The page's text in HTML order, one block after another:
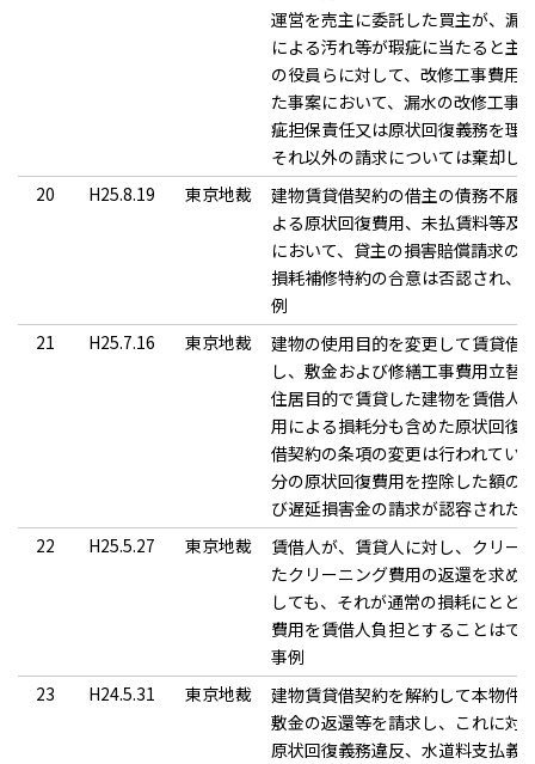
運営を売主に委託した買主が、漏
による汚れ等が瑕疵に当たると主
の役員らに対して、改修工事費用
た事案において、漏水の改修工事
疵担保責任又は原状回復義務を理
それ以外の請求については棄却し
20
H25.8.19 東京地裁
建物賃貸借契約の借主の債務不履
よる原状回復費用、未払賃料等及
において、貸主の損害賠償請求の
損耗補修特約の合意は否認され、
例
21
H25.7.16 東京地裁
建物の使用目的を変更して賃貸借
し、敷金および修繕工事費用立替
住居目的で賃貸した建物を賃借人
用による損耗分も含めた原状回復
借契約の条項の変更は行われてい
分の原状回復費用を控除した額の
び遅延損害金の請求が認容された
22
H25.5.27 東京地裁
賃借人が、賃貸人に対し、クリー
たクリーニング費用の返還を求め
しても、それが通常の損耗にとど
費用を賃借人負担とすることはで
事例
23
H24.5.31 東京地裁
建物賃貸借契約を解約して本物件
敷金の返還等を請求し、これに対
原状回復義務違反、水道料支払義